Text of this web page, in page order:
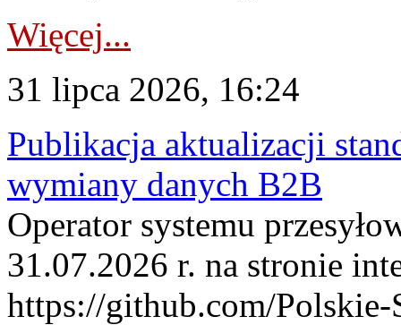
Więcej...
31 lipca 2026, 16:24
Publikacja aktualizacji
wymiany danych B2B
Operator systemu
31.07.2026 r. na stronie
https://github.com/Polskie-